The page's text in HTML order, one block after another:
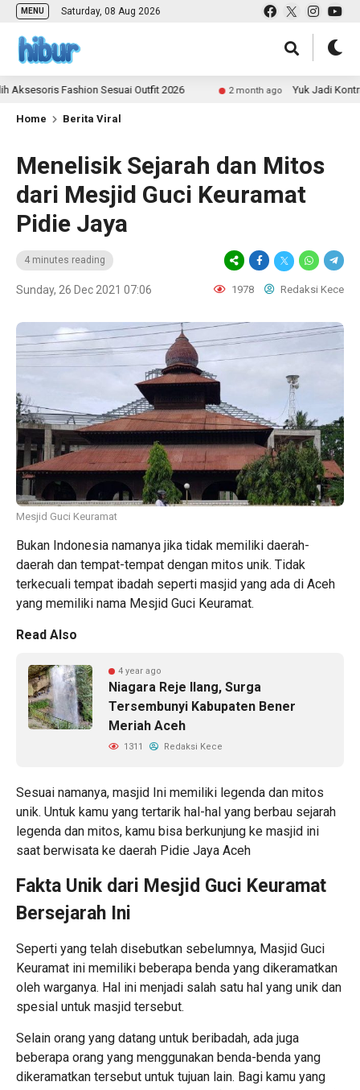
MENU Saturday, 08 Aug 2026
Fashion Sesuai Outfit 2026 2 month ago Yuk Jadi Kontributor
Home Berita Viral
Menelisik Sejarah dan Mitos
dari Mesjid Guci Keuramat
Pidie Jaya
4 minutes reading
Sunday, 26 Dec 2021 07:06 1978 Redaksi Kece
Mesjid Guci Keuramat
Bukan Indonesia namanya jika tidak memiliki daerah-
daerah dan tempat-tempat dengan mitos unik. Tidak
terkecuali tempat ibadah seperti masjid yang ada di Aceh
yang memiliki nama Mesjid Guci Keuramat.
Read Also
4 year ago
Niagara Reje Ilang, Surga
Tersembunyi Kabupaten Bener
Meriah Aceh
1311 Redaksi Kece
Sesuai namanya, masjid Ini memiliki legenda dan mitos
unik. Untuk kamu yang tertarik hal-hal yang berbau sejarah
legenda dan mitos, kamu bisa berkunjung ke masjid ini
saat berwisata ke daerah Pidie Jaya Aceh
Fakta Unik dari Mesjid Guci Keuramat
Bersejarah Ini
Seperti yang telah disebutkan sebelumnya, Masjid Guci
Keuramat ini memiliki beberapa benda yang dikeramatkan
oleh warganya. Hal ini menjadi salah satu hal yang unik dan
spesial untuk masjid tersebut.
Selain orang yang datang untuk beribadah, ada juga
beberapa orang yang menggunakan benda-benda yang
dikeramatkan tersebut untuk tujuan lain. Bagi kamu yang